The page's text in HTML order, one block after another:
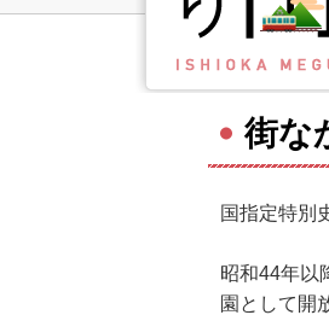
街な
国指定特別
昭和44年以
園として開